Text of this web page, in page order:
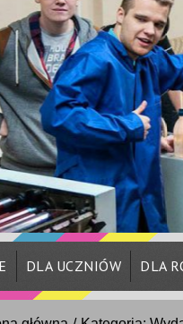
DLA UCZNIÓW DLA